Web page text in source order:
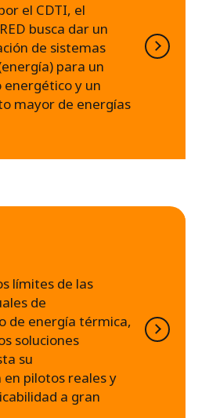
el CDTI, el
busca dar un
de sistemas
para un
y un
mayor de energías
límites de las
de
de energía térmica,
soluciones
su
pilotos reales y
a gran